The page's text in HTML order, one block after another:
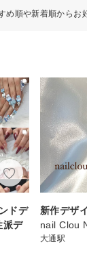
め順や新着順からお
ドデ
派デ
新作デザ
nail Clou
大通駅